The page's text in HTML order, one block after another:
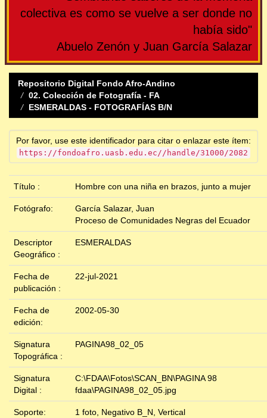
colectiva es como se vuelve a ser donde no
había sido"
Abuelo Zenón y Juan García Salazar
Repositorio Digital Fondo Afro-Andino
02. Colección de Fotografía - FA
ESMERALDAS - FOTOGRAFÍAS B/N
Por favor, use este identificador para citar o enlazar este ítem:
https://fondoafro.uasb.edu.ec//handle/31000/2082
Título : Hombre con una niña en brazos, junto a mujer
Fotógrafo:
García Salazar, Juan
Proceso de Comunidades Negras del Ecuador
Descriptor
Geográfico :
ESMERALDAS
Fecha de
publicación :
22-jul-2021
Fecha de
edición:
2002-05-30
Signatura
Topográfica :
PAGINA98_02_05
Signatura
Digital :
C:\FDAA\Fotos\SCAN_BN\PAGINA 98
fdaa\PAGINA98_02_05.jpg
Soporte:
1 foto, Negativo B_N, Vertical